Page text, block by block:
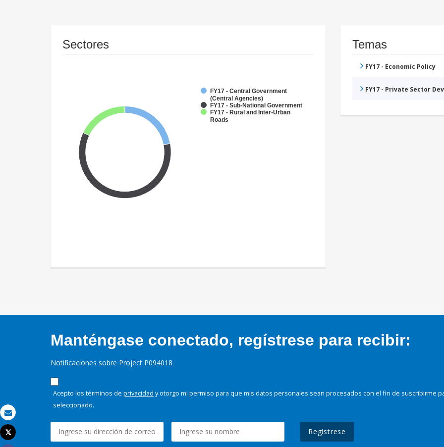
Correo electrónico
Imprimir
Tweet
Sectores
FY17 - Central Government
(Central Agencies)
FY17 - Sub-National Government
FY17 - Rural and Inter-Urban
Roads
Temas
FY17 - Economic Policy
FY17 - Private Sector
Manténgase conectado, regístrese para recibir:
Notificaciones sobre Project P094018
Acepto los términos de privacidad y otorgo mi permiso para que mis datos personales sean procesados con el fin de suscribirme
seleccionado.
Regístrese